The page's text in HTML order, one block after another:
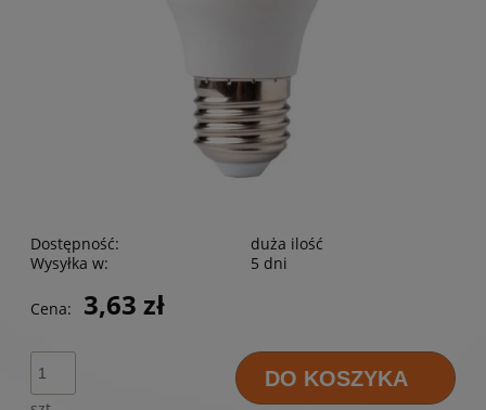
Dostępność:
duża ilość
Wysyłka w:
5 dni
Cena: 3,63 zł
DO KOSZYKA